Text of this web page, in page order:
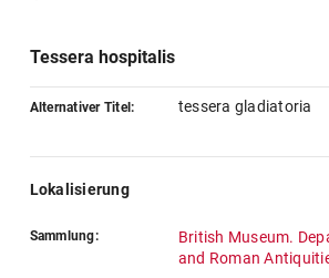
Tessera hospitalis
Alternativer Titel: tessera gladiatoria
Lokalisierung
Sammlung:
British Museum.
and Roman